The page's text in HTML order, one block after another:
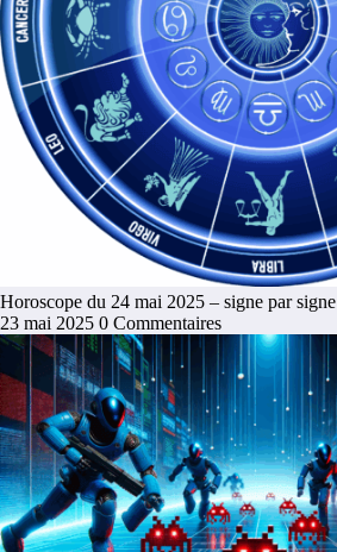
Horoscope du 24 mai 2025 – signe par signe
23 mai 2025 0 Commentaires